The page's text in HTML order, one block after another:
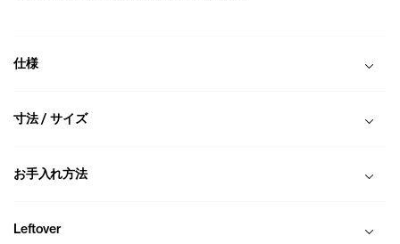
仕様
寸法 / サイズ
お手入れ方法
Leftover